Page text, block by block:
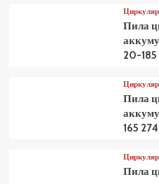
Пила
20-
Пила
165
Пила